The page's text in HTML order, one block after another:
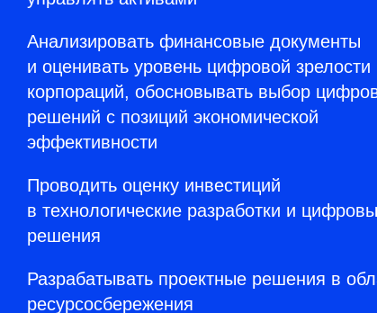
Анализировать финансовые документы
и оценивать уровень цифровой зрелости
корпораций, обосновывать выбор
решений с позиций экономической
эффективности
Проводить оценку инвестиций
в технологические разработки и
решения
Разрабатывать проектные решения в
ресурсосбережения